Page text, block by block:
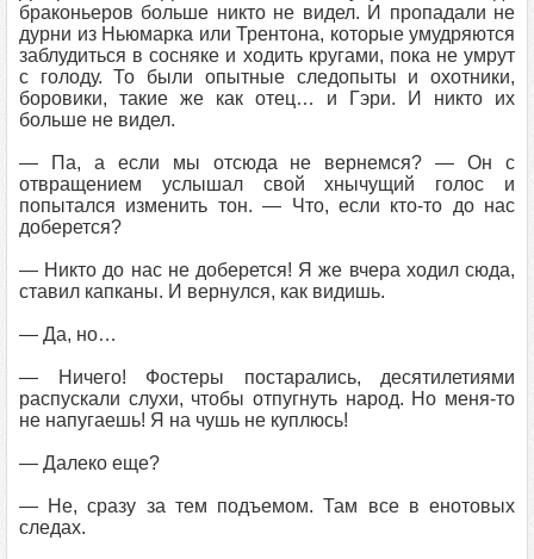
браконьеров больше никто не видел. И пропадали не
дурни из Ньюмарка или Трентона, которые умудряются
заблудиться в сосняке и ходить кругами, пока не умрут
с голоду. То были опытные следопыты и охотники,
боровики, такие же как отец… и Гэри. И никто их
больше не видел.
— Па, а если мы отсюда не вернемся? — Он с
отвращением услышал свой хнычущий голос и
попытался изменить тон. — Что, если кто-то до нас
доберется?
— Никто до нас не доберется! Я же вчера ходил сюда,
ставил капканы. И вернулся, как видишь.
— Да, но…
— Ничего! Фостеры постарались, десятилетиями
распускали слухи, чтобы отпугнуть народ. Но меня-то
не напугаешь! Я на чушь не куплюсь!
— Далеко еще?
— Не, сразу за тем подъемом. Там все в енотовых
следах.